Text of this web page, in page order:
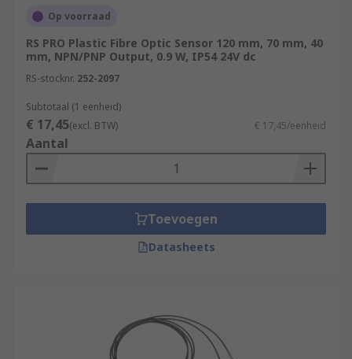
Op voorraad
RS PRO Plastic Fibre Optic Sensor 120 mm, 70 mm, 40
mm, NPN/PNP Output, 0.9 W, IP54 24V dc
RS-stocknr. 252-2097
Subtotaal (1 eenheid)
€ 17,45(excl. BTW) € 17,45/eenheid
Aantal
Toevoegen
Datasheets